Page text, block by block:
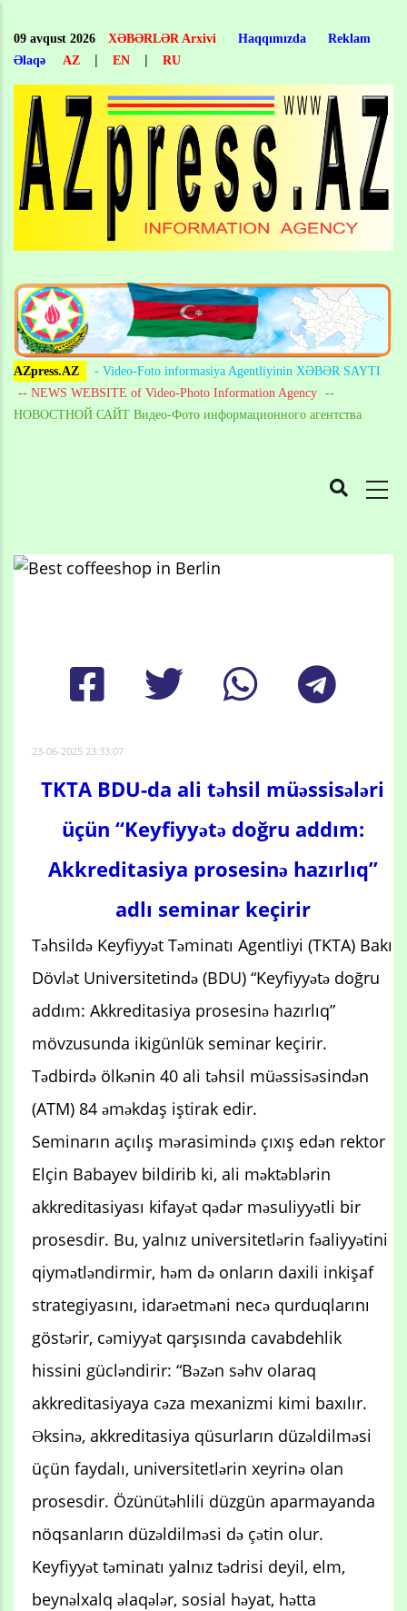
main
content
09 avqust 2026 XƏBƏRLƏR Arxivi Haqqımızda
Reklam
Əlaqə
AZ | EN | RU
AZpress.AZ
- Video-Foto informasiya Agentliyinin XƏBƏR SAYTI
-- NEWS WEBSITE of Video-Photo Information Agency --
НОВОСТНОЙ САЙТ Видео-Фото информационного агентства
Breadcrumb
23-06-2025 23:33:07
TKTA BDU-da ali təhsil müəssisələri
üçün “Keyfiyyətə doğru addım:
Akkreditasiya prosesinə hazırlıq”
adlı seminar keçirir
Təhsildə Keyfiyyət Təminatı Agentliyi (TKTA) Bakı
Dövlət Universitetində (BDU) “Keyfiyyətə doğru
addım: Akkreditasiya prosesinə hazırlıq”
mövzusunda ikigünlük seminar keçirir.
Tədbirdə ölkənin 40 ali təhsil müəssisəsindən
(ATM) 84 əməkdaş iştirak edir.
Seminarın açılış mərasimində çıxış edən rektor
Elçin Babayev bildirib ki, ali məktəblərin
akkreditasiyası kifayət qədər məsuliyyətli bir
prosesdir. Bu, yalnız universitetlərin fəaliyyətini
qiymətləndirmir, həm də onların daxili inkişaf
strategiyasını, idarəetməni necə qurduqlarını
göstərir, cəmiyyət qarşısında cavabdehlik
hissini gücləndirir: “Bəzən səhv olaraq
akkreditasiyaya cəza mexanizmi kimi baxılır.
Əksinə, akkreditasiya qüsurların düzəldilməsi
üçün faydalı, universitetlərin xeyrinə olan
prosesdir. Özünütəhlili düzgün aparmayanda
nöqsanların düzəldilməsi də çətin olur.
Keyfiyyət təminatı yalnız tədrisi deyil, elm,
beynəlxalq əlaqələr, sosial həyat, hətta